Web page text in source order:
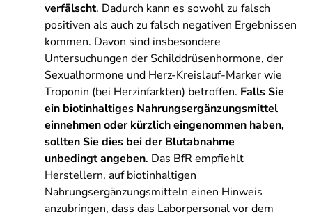
verfälscht. Dadurch kann es sowohl zu falsch
positiven als auch zu falsch negativen Ergebnissen
kommen. Davon sind insbesondere
Untersuchungen der Schilddrüsenhormone, der
Sexualhormone und Herz-Kreislauf-Marker wie
Troponin (bei Herzinfarkten) betroffen. Falls Sie
ein biotinhaltiges Nahrungsergänzungsmittel
einnehmen oder kürzlich eingenommen haben,
sollten Sie dies bei der Blutabnahme
unbedingt angeben. Das BfR empfiehlt
Herstellern, auf biotinhaltigen
Nahrungsergänzungsmitteln einen Hinweis
anzubringen, dass das Laborpersonal vor dem